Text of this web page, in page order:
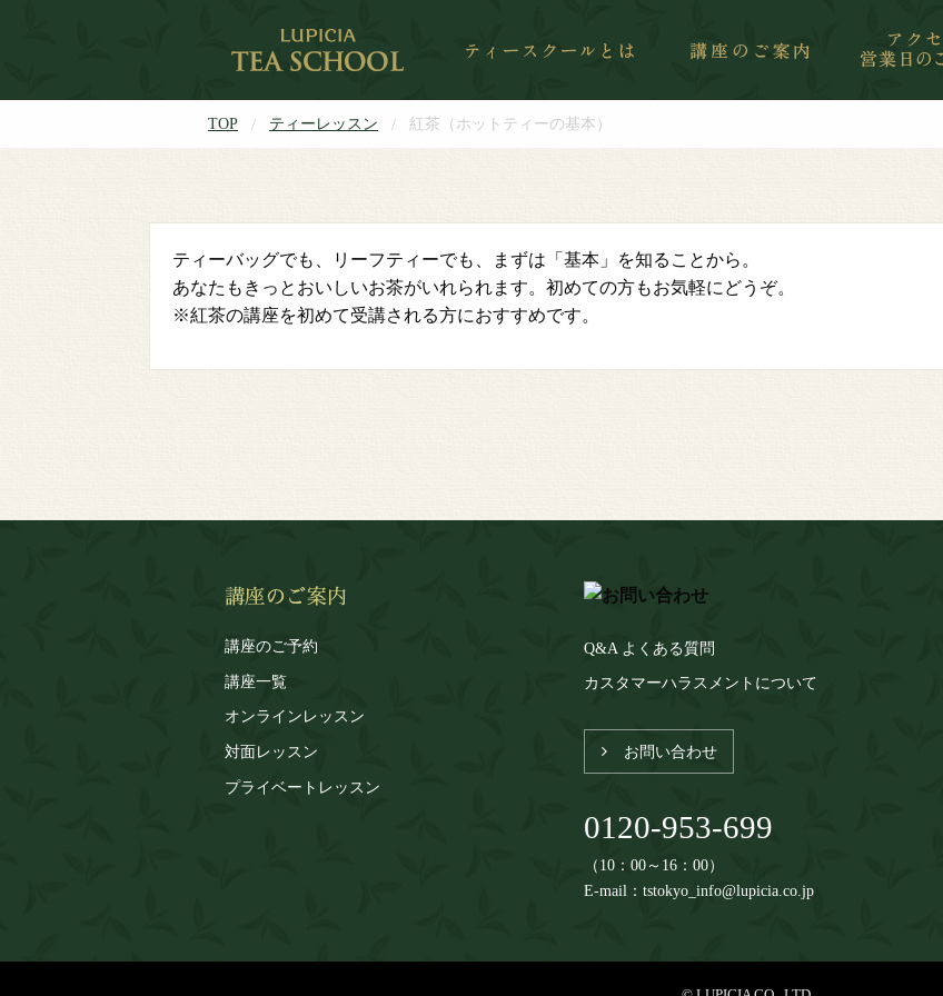
TOP ティーレッスン 紅茶（ホットティーの基本）
ティーバッグでも、リーフティーでも、まずは「基本」を知ることから。
あなたもきっとおいしいお茶がいれられます。初めての方もお気軽にどうぞ。
※紅茶の講座を初めて受講される方におすすめです。
講座のご予約
講座一覧
オンラインレッスン
対面レッスン
プライベートレッスン
Q&A よくある質問
カスタマーハラスメントについて
お問い合わせ
0120-953-699
（10：00～16：00）
E-mail：tstokyo_info@lupicia.co.jp